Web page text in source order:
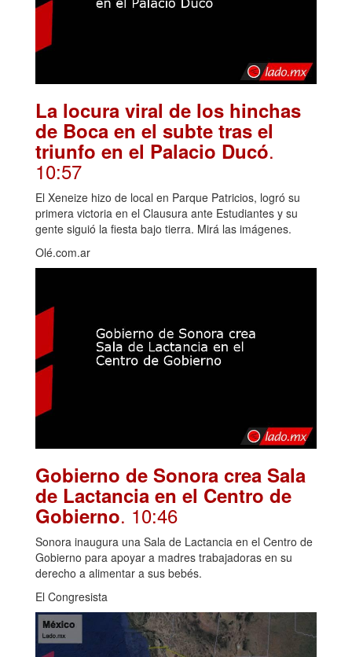
La locura viral de los hinchas
de Boca en el subte tras el
triunfo en el Palacio Ducó.
10:57
El Xeneize hizo de local en Parque Patricios, logró su
primera victoria en el Clausura ante Estudiantes y su
gente siguió la fiesta bajo tierra. Mirá las imágenes.
Olé.com.ar
Gobierno de Sonora crea Sala
de Lactancia en el Centro de
Gobierno. 10:46
Sonora inaugura una Sala de Lactancia en el Centro de
Gobierno para apoyar a madres trabajadoras en su
derecho a alimentar a sus bebés.
El Congresista